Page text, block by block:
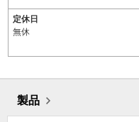
定休日
無休
製品